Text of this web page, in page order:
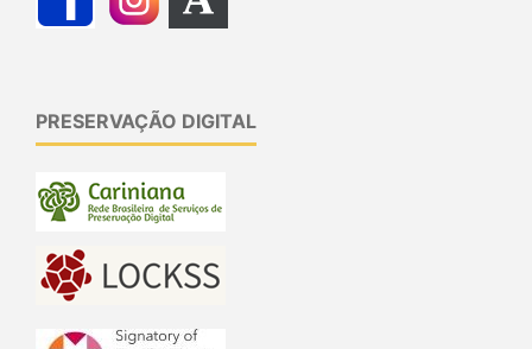
PRESERVAÇÃO DIGITAL